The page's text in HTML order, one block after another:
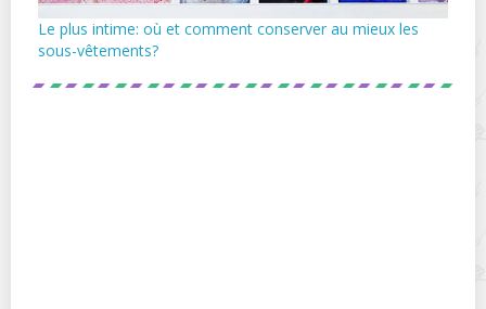
Le plus intime: où et comment conserver au mieux les
sous-vêtements?